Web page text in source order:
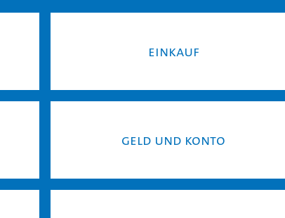
Ein­kauf
Geld und Konto